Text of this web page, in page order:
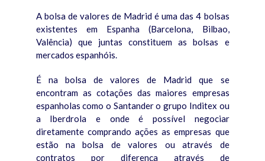
A bolsa de valores de Madrid é uma das 4 bolsas
existentes em Espanha (Barcelona, Bilbao,
Valência) que juntas constituem as bolsas e
mercados espanhóis.
É na bolsa de valores de Madrid que se
encontram as cotações das maiores empresas
espanholas como o Santander o grupo Inditex ou
a Iberdrola e onde é possível negociar
diretamente comprando ações as empresas que
estão na bolsa de valores ou através de
contratos por diferença através de